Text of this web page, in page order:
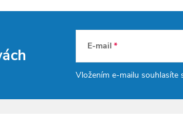
E-mail
Vložením e-mailu souhlasíte